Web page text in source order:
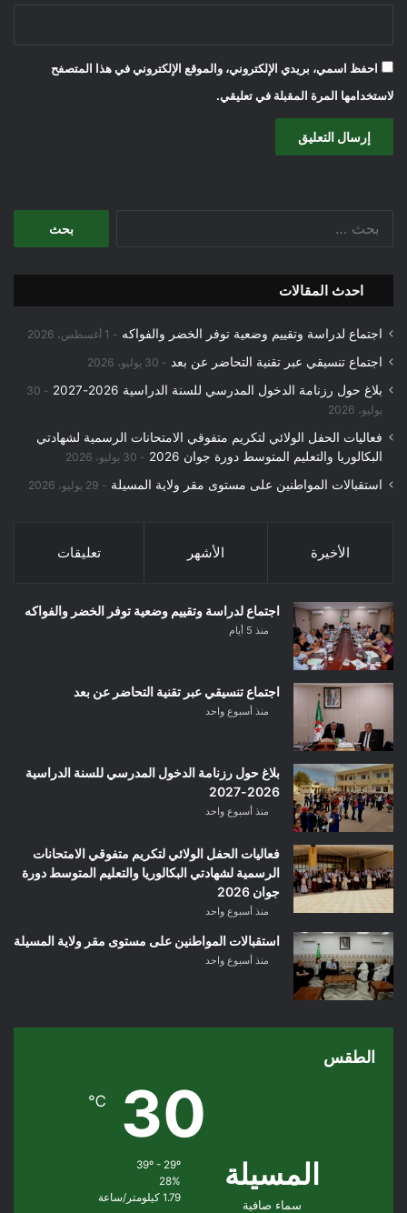
احفظ اسمي، بريدي الإلكتروني، والموقع الإلكتروني في هذا المتصفح
لاستخدامها المرة المقبلة في تعليقي.
احدث المقالات
اجتماع لدراسة وتقييم وضعية توفر الخضر والفواكه 1 أغسطس، 2026
اجتماع تنسيقي عبر تقنية التحاضر عن بعد 30 يوليو، 2026
بلاغ حول رزنامة الدخول المدرسي للسنة الدراسية 2026-2027
30
يوليو، 2026
فعاليات الحفل الولائي لتكريم متفوقي الامتحانات الرسمية لشهادتي
البكالوريا والتعليم المتوسط دورة جوان 2026
30 يوليو، 2026
استقبالات المواطنين على مستوى مقر ولاية المسيلة 29 يوليو، 2026
الأخيرة الأشهر تعليقات
اجتماع لدراسة وتقييم وضعية توفر الخضر والفواكه
منذ 5 أيام
اجتماع تنسيقي عبر تقنية التحاضر عن بعد
منذ أسبوع واحد
بلاغ حول رزنامة الدخول المدرسي للسنة الدراسية
2026-2027
منذ أسبوع واحد
فعاليات الحفل الولائي لتكريم متفوقي الامتحانات
الرسمية لشهادتي البكالوريا والتعليم المتوسط دورة
جوان 2026
منذ أسبوع واحد
استقبالات المواطنين على مستوى مقر ولاية المسيلة
منذ أسبوع واحد
الطقس
المسيلة
سماء صافية
30
℃
39º - 29º
28%
1.79 كيلومتر/ساعة